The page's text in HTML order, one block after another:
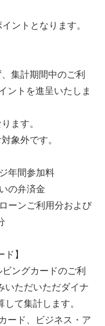
ントとなります。
集計期間中のご利
ントを進呈いたしま
ます。
象外です。
年間参加料
の弁済金
ーンご利用分および
】
ングカードのご利
いただいただダイナ
て集計します。
ード、ビジネス・ア